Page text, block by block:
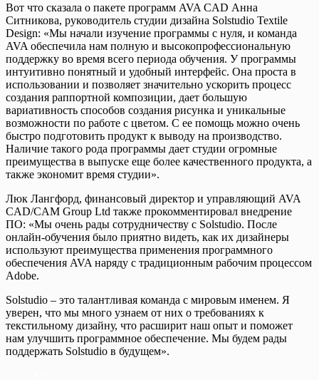
Вот что сказала о пакете программ AVA CAD Анна
Ситникова, руководитель студии дизайна Solstudio Textile
Design: «Мы начали изучение программы с нуля, и команда
AVA обеспечила нам полную и высокопрофессиональную
поддержку во время всего периода обучения. У программы
интуитивно понятный и удобный интерфейс. Она проста в
использовании и позволяет значительно ускорить процесс
создания раппортной композиции, дает большую
вариативность способов создания рисунка и уникальные
возможности по работе с цветом. С ее помощь можно очень
быстро подготовить продукт к выводу на производство.
Наличие такого рода программы дает студии огромные
преимущества в выпуске еще более качественного продукта, а
также экономит время студии».
Люк Лангфорд, финансовый директор и управляющий AVA
CAD/CAM Group Ltd также прокомментировал внедрение
ПО: «Мы очень рады сотрудничеству с Solstudio. После
онлайн-обучения было приятно видеть, как их дизайнеры
используют преимущества применения программного
обеспечения AVA наряду с традиционным рабочим процессом
Adobe.
Solstudio – это талантливая команда с мировым именем. Я
уверен, что мы много узнаем от них о требованиях к
текстильному дизайну, что расширит наш опыт и поможет
нам улучшить программное обеспечение. Мы будем рады
поддержать Solstudio в будущем».